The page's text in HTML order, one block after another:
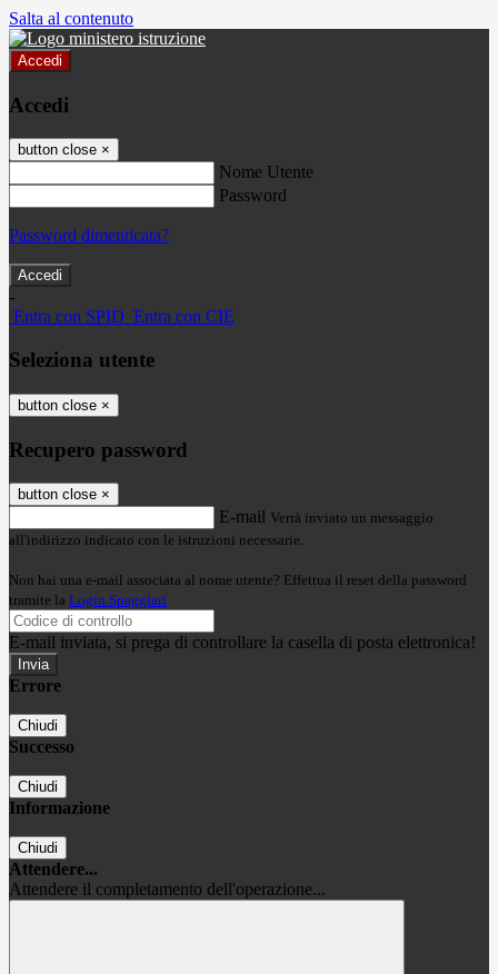
Salta al contenuto
Accedi
Accedi
button close ×
Nome Utente
Password
Password dimenticata?
-
Entra con SPID Entra con CIE
Seleziona utente
button close ×
Recupero password
button close ×
E-mail Verrà inviato un messaggio
all'indirizzo indicato con le istruzioni necessarie.
Non hai una e-mail associata al nome utente? Effettua il reset della password
tramite la Login Spaggiari
E-mail inviata, si prega di controllare la casella di posta elettronica!
Errore
Chiudi
Successo
Chiudi
Informazione
Chiudi
Attendere...
Attendere il completamento dell'operazione...